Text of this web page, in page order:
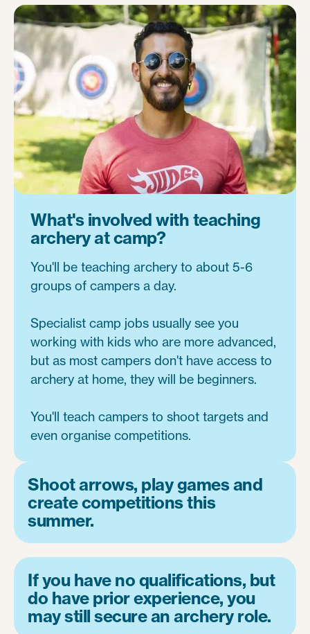
What's involved with teaching
archery at camp?
You'll be teaching archery to about 5-6
groups of campers a day.
Specialist camp jobs usually see you
working with kids who are more advanced,
but as most campers don't have access to
archery at home, they will be beginners.
You'll teach campers to shoot targets and
even organise competitions.
Shoot arrows, play games and
create competitions this
summer.
If you have no qualifications, but
do have prior experience, you
may still secure an archery role.